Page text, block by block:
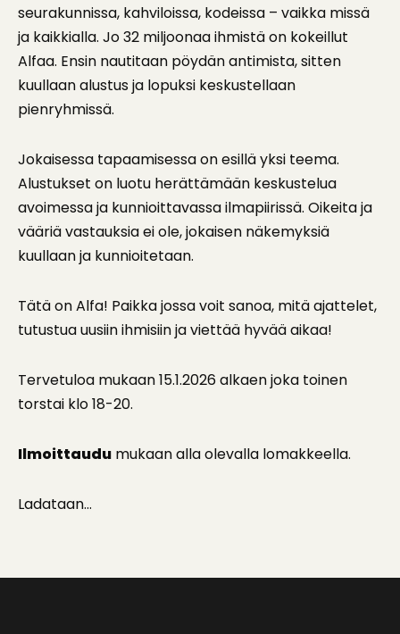
seurakunnissa, kahviloissa, kodeissa – vaikka missä
ja kaikkialla. Jo 32 miljoonaa ihmistä on kokeillut
Alfaa. Ensin nautitaan pöydän antimista, sitten
kuullaan alustus ja lopuksi keskustellaan
pienryhmissä.
Jokaisessa tapaamisessa on esillä yksi teema.
Alustukset on luotu herättämään keskustelua
avoimessa ja kunnioittavassa ilmapiirissä. Oikeita ja
vääriä vastauksia ei ole, jokaisen näkemyksiä
kuullaan ja kunnioitetaan.
Tätä on Alfa! Paikka jossa voit sanoa, mitä ajattelet,
tutustua uusiin ihmisiin ja viettää hyvää aikaa!
Tervetuloa mukaan 15.1.2026 alkaen joka toinen
torstai klo 18-20.
Ilmoittaudu mukaan alla olevalla lomakkeella.
Ladataan…